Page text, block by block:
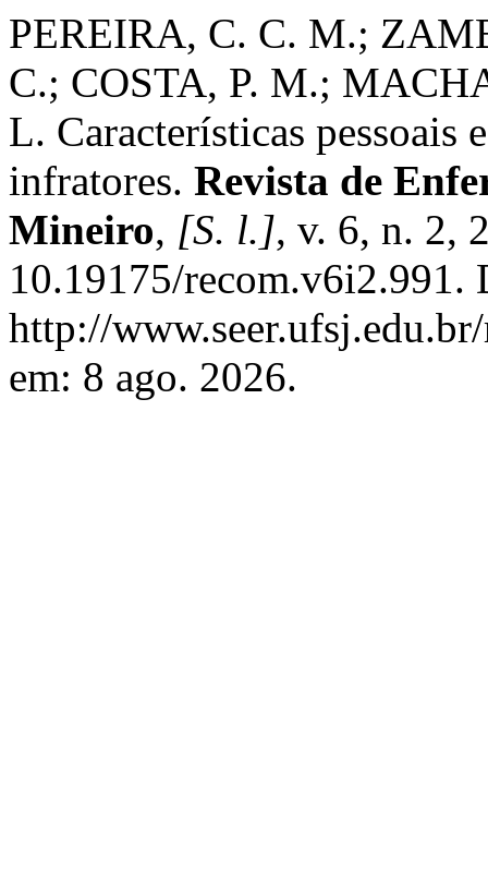
PEREIRA, C. C. M.;
C.; COSTA, P. M.;
L. Características pessoais
infratores. Revista de
Mineiro, [S. l.], v. 6, n. 2,
10.19175/recom.v6i2.991.
http://
em: 8 ago. 2026.